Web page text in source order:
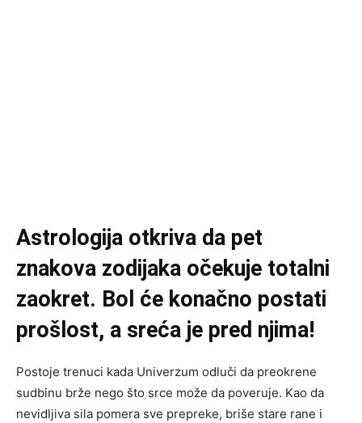
Astrologija otkriva da pet
znakova zodijaka očekuje totalni
zaokret. Bol će konačno postati
prošlost, a sreća je pred njima!
Postoje trenuci kada Univerzum odluči da preokrene
sudbinu brže nego što srce može da poveruje. Kao da
nevidljiva sila pomera sve prepreke, briše stare rane i